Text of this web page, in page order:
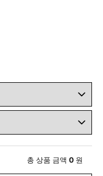
총 상품 금액 0 원